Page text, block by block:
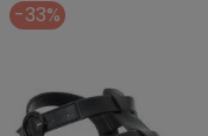
-33%